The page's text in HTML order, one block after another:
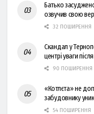
Батько
озвучив свою
32 ПОШИРЕННЯ
Скандал у
центрі уваги
90 ПОШИРЕННЯ
«Котлєта» не
забудовнику
54 ПОШИРЕННЯ